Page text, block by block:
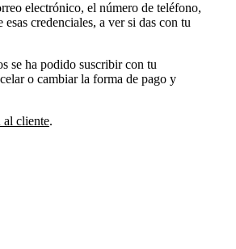
electrónico, el número de teléfono,
esas credenciales, a ver si das con tu
se ha podido suscribir con tu
o cambiar la forma de pago y
al cliente.